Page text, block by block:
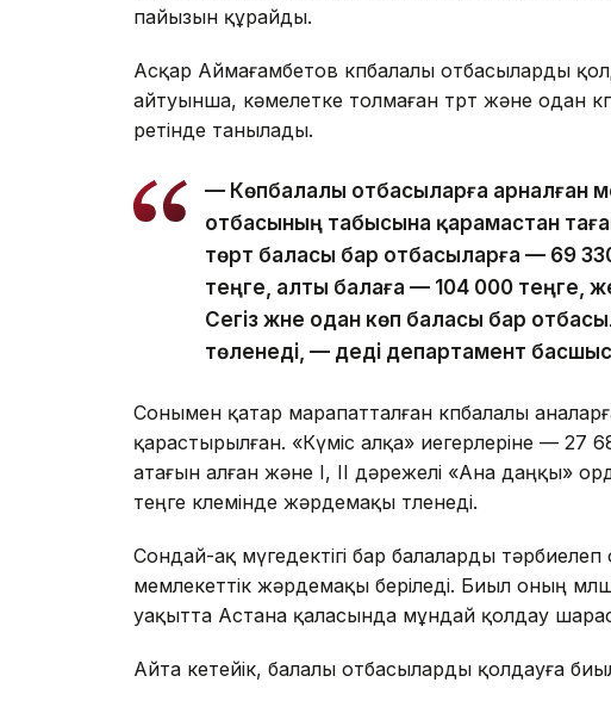
пайызын құрайды.
Асқар Аймағамбетов көпбалалы отбасыларды
айтуынша, кәмелетке толмаған төрт және одан
ретінде танылады.
— Көпбалалы отбасыларға арналған
отбасының табысына қарамастан
төрт баласы бар отбасыларға — 69
теңге, алты балаға — 104 000 теңге,
Сегіз және одан көп баласы бар
төленеді, — деді департамент
Сонымен қатар марапатталған көпбалалы
қарастырылған. «Күміс алқа» иегерлеріне — 27
атағын алған және I, II дәрежелі «Ана даңқы»
теңге көлемінде жәрдемақы төленеді.
Сондай-ақ мүгедектігі бар балаларды
мемлекеттік жәрдемақы беріледі. Биыл оның
уақытта Астана қаласында мұндай қолдау
Айта кетейік, балалы отбасыларды қолдауға